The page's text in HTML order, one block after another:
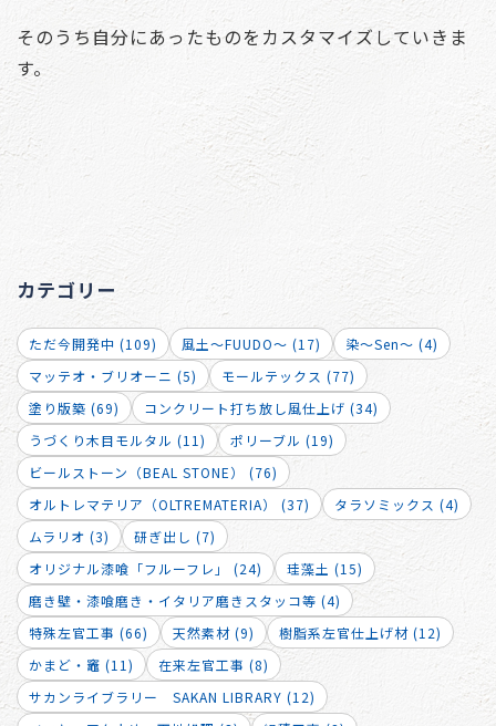
そのうち自分にあったものをカスタマイズしていきま
す。
カテゴリー
ただ今開発中 (109) 風土～FUUDO～ (17)
染～Sen～ (4)
マッテオ・ブリオーニ (5)
モールテックス (77)
塗り版築 (69)
コンクリート打ち放し風仕上げ (34)
うづくり木目モルタル (11)
ポリーブル (19)
ビールストーン（BEAL STONE） (76)
オルトレマテリア（OLTREMATERIA） (37)
タラソミックス (4)
ムラリオ (3)
研ぎ出し (7)
オリジナル漆喰「フルーフレ」 (24)
珪藻土 (15)
磨き壁・漆喰磨き・イタリア磨きスタッコ等 (4)
特殊左官工事 (66)
天然素材 (9)
樹脂系左官仕上げ材 (12)
かまど・竈 (11)
在来左官工事 (8)
サカンライブラリー SAKAN LIBRARY (12)